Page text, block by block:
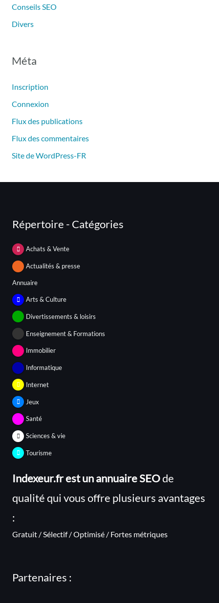
Conseils SEO
Divers
Méta
Inscription
Connexion
Flux des publications
Flux des commentaires
Site de WordPress-FR
Répertoire - Catégories
Achats & Vente
Actualités & presse
Annuaire
Arts & Culture
Divertissements & loisirs
Enseignement & Formations
Immobilier
Informatique
Internet
Jeux
Santé
Sciences & vie
Tourisme
Indexeur.fr est un annuaire SEOde
qualité qui vous offre plusieurs avantages
:
Gratuit / Sélectif / Optimisé / Fortes métriques
Partenaires :